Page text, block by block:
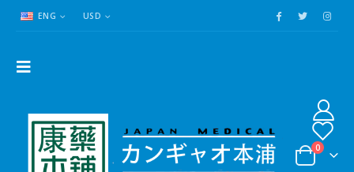
ENG USD
0